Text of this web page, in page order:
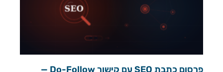
פרסום כתבת SEO עם קישור Do-Follow —